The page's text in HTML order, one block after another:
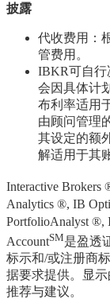
披露
代收费用：
管费用。
IBKR可自行
会因具体计
布利率适用
由顾问管理
其设定的额
解适用于其
Interactive Brokers
Analytics ®, IB
PortfolioAnalyst ®,
AccountSM是盈透
标示和/或注册商
据要求提供。显
推荐与建议。